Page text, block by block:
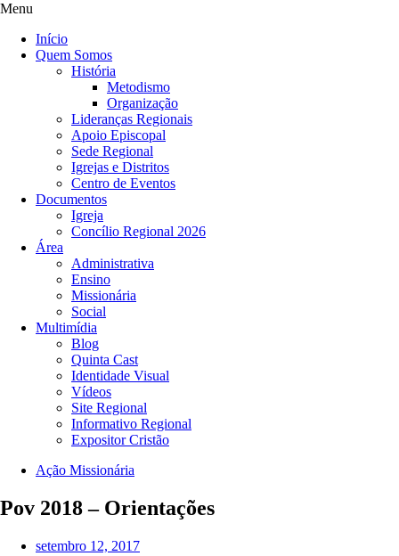
Menu
Início
Quem Somos
História
Metodismo
Organização
Lideranças Regionais
Apoio Episcopal
Sede Regional
Igrejas e Distritos
Centro de Eventos
Documentos
Igreja
Concílio Regional 2026
Área
Administrativa
Ensino
Missionária
Social
Multimídia
Blog
Quinta Cast
Identidade Visual
Vídeos
Site Regional
Informativo Regional
Expositor Cristão
Ação Missionária
Pov 2018 – Orientações
setembro 12, 2017